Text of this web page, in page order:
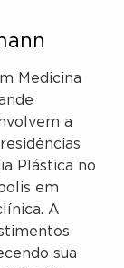
Medicina
a
Plástica no
em
A
sua